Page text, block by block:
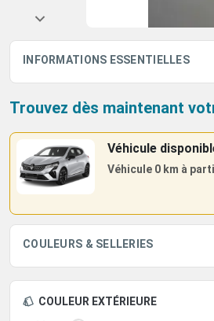
INFORMATIONS ESSENTIELLES
Trouvez dès maintenant
Véhicule
Véhicule 0 km à
COULEURS & SELLERIES
COULEUR EXTÉRIEURE